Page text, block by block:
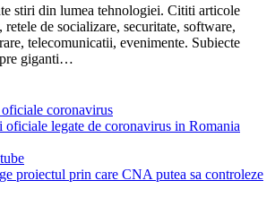
stiri din lumea tehnologiei. Cititi articole
retele de socializare, securitate, software,
telecomunicatii, evenimente. Subiecte
giganti…
oficiale legate de coronavirus in Romania
proiectul prin care CNA putea sa controleze